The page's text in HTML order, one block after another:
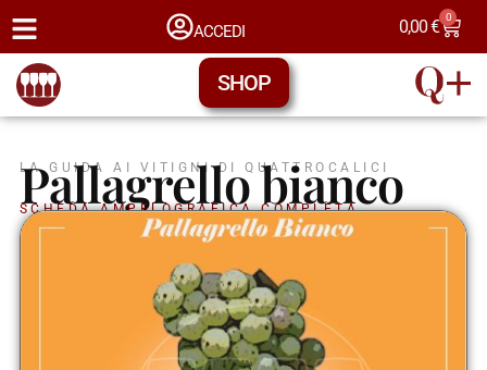
ACCEDI 0,00€ 0
SHOP
LA GUIDA AI VITIGNI DI QUATTROCALICI
Pallagrello bianco
SCHEDA AMPELOGRAFICA COMPLETA